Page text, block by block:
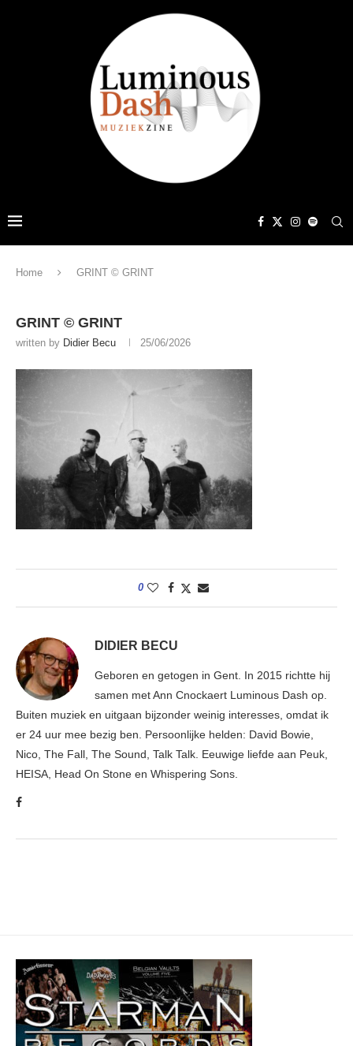
Home GRINT © GRINT
GRINT © GRINT
written by Didier Becu 25/06/2026
0
DIDIER BECU
Geboren en getogen in Gent. In 2015 richtte hij
samen met Ann Cnockaert Luminous Dash op.
Buiten muziek en uitgaan bijzonder weinig interesses, omdat ik
er 24 uur mee bezig ben. Persoonlijke helden: David Bowie,
Nico, The Fall, The Sound, Talk Talk. Eeuwige liefde aan Peuk,
HEISA, Head On Stone en Whispering Sons.